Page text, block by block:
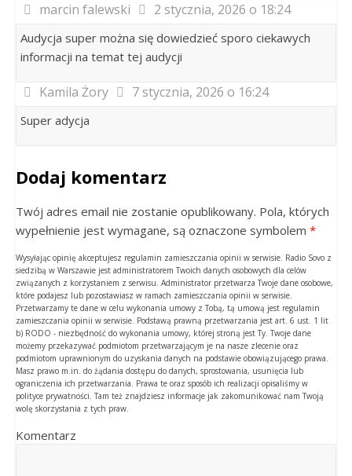
marcin falewski 2 stycznia, 2026 o 18:24
Audycja super można się dowiedzieć sporo ciekawych
informacji na temat tej audycji
Kamila Żory 7 stycznia, 2026 o 16:24
Super adycja
Dodaj komentarz
Twój adres email nie zostanie opublikowany. Pola, których
wypełnienie jest wymagane, są oznaczone symbolem *
Wysyłając opinię akceptujesz regulamin zamieszczania opinii w serwisie. Radio Sovo z
siedzibą w Warszawie jest administratorem Twoich danych osobowych dla celów
związanych z korzystaniem z serwisu. Administrator przetwarza Twoje dane osobowe,
które podajesz lub pozostawiasz w ramach zamieszczania opinii w serwisie.
Przetwarzamy te dane w celu wykonania umowy z Tobą, tą umową jest regulamin
zamieszczania opinii w serwisie. Podstawą prawną przetwarzania jest art. 6 ust. 1 lit
b) RODO - niezbędność do wykonania umowy, której stroną jest Ty. Twoje dane
możemy przekazywać podmiotom przetwarzającym je na nasze zlecenie oraz
podmiotom uprawnionym do uzyskania danych na podstawie obowiązującego prawa.
Masz prawo m.in. do żądania dostępu do danych, sprostowania, usunięcia lub
ograniczenia ich przetwarzania. Prawa te oraz sposób ich realizacji opisaliśmy w
polityce prywatności. Tam też znajdziesz informacje jak zakomunikować nam Twoją
wolę skorzystania z tych praw.
Komentarz